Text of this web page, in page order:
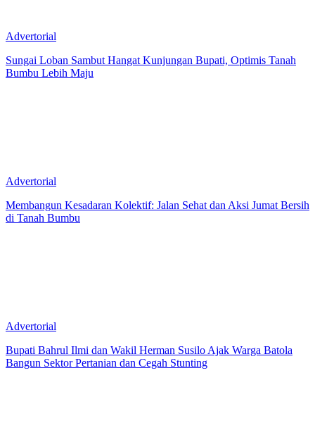
Advertorial
Sungai Loban Sambut Hangat Kunjungan Bupati, Optimis Tanah
Bumbu Lebih Maju
Advertorial
Membangun Kesadaran Kolektif: Jalan Sehat dan Aksi Jumat Bersih
di Tanah Bumbu
Advertorial
Bupati Bahrul Ilmi dan Wakil Herman Susilo Ajak Warga Batola
Bangun Sektor Pertanian dan Cegah Stunting